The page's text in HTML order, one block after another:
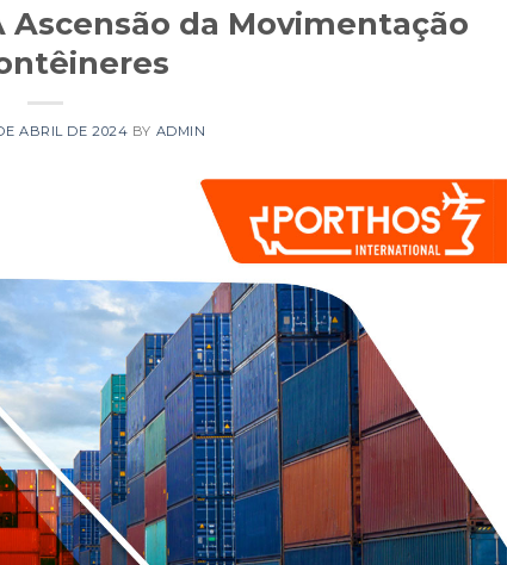
Ascensão da Movimentação
ABRIL DE 2024 BY ADMIN